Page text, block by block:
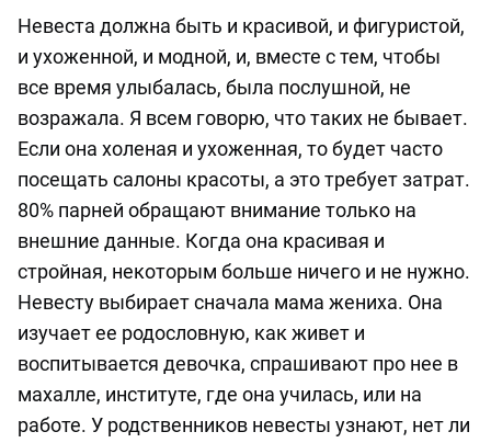
Невеста должна быть и красивой, и фигуристой,
и ухоженной, и модной, и, вместе с тем, чтобы
все время улыбалась, была послушной, не
возражала. Я всем говорю, что таких не бывает.
Если она холеная и ухоженная, то будет часто
посещать салоны красоты, а это требует затрат.
80% парней обращают внимание только на
внешние данные. Когда она красивая и
стройная, некоторым больше ничего и не нужно.
Невесту выбирает сначала мама жениха. Она
изучает ее родословную, как живет и
воспитывается девочка, спрашивают про нее в
махалле, институте, где она училась, или на
работе. У родственников невесты узнают, нет ли